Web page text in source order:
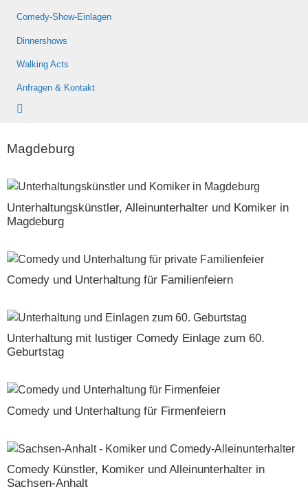
Comedy-Show-Einlagen
Dinnershows
Walking Acts
Anfragen & Kontakt
Magdeburg
Unterhaltungskünstler, Alleinunterhalter und Komiker in
Magdeburg
Comedy und Unterhaltung für Familienfeiern
Unterhaltung mit lustiger Comedy Einlage zum 60.
Geburtstag
Comedy und Unterhaltung für Firmenfeiern
Comedy Künstler, Komiker und Alleinunterhalter in
Sachsen-Anhalt